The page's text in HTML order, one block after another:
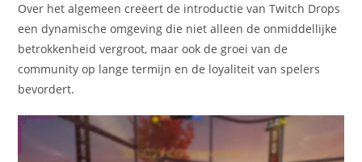
Over het algemeen creëert de introductie van Twitch Drops
een dynamische omgeving die niet alleen de onmiddellijke
betrokkenheid vergroot, maar ook de groei van de
community op lange termijn en de loyaliteit van spelers
bevordert.